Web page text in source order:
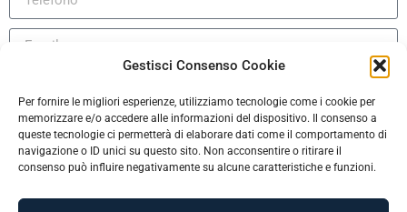
Gestisci Consenso Cookie
Per fornire le migliori esperienze, utilizziamo tecnologie come i cookie per
memorizzare e/o accedere alle informazioni del dispositivo. Il consenso a
queste tecnologie ci permetterà di elaborare dati come il comportamento di
navigazione o ID unici su questo sito. Non acconsentire o ritirare il
consenso può influire negativamente su alcune caratteristiche e funzioni.
PROVA A MARE
Il sottoscritto/a dichiara di essere stato edotto circa i rischi
che comporta la visita e/o prova a mare e di manlevare la
nautica salpa da ogni responsabilità per danni a cose e/o
Hrvatski
Slovenščina
Português (AO90)